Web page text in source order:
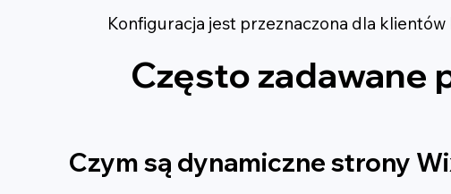
Konfiguracja jest przeznaczona dla
Często zadawane
Czym są dynamiczne strony